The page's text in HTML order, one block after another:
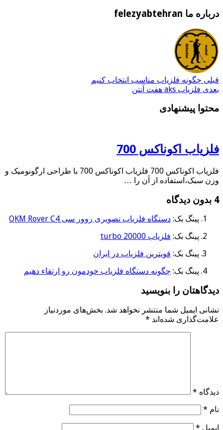
درباره ما felezyabtehran
قبلی چگونه فلزیاب مناسب انتخاب کنیم
بعدی فلزیاب aks هفت آنتن
محتوا پیشنهادی
فلزیاب اکوناکس 700
فلزیاب اکوناکس 700 فلزیاب اکوناکس 700 با طراحی ارگونومیک و
وزن سبک،استفاده از آن را …
4 بدون دیدگاه
پینگ بک: دستگاه فلزیاب تصویری روور سی OKM Rover C4
پینگ بک: فلزیاب turbo 20000
پینگ بک: قویترین فلزیاب در ایران
پینگ بک: چگونه دستگاه فلزیاب خودمون رو ارتقاء دهیم
دیدگاهتان را بنویسید
نشانی ایمیل شما منتشر نخواهد شد. بخش‌های موردنیاز
علامت‌گذاری شده‌اند *
دیدگاه *
نام *
ایمیل *